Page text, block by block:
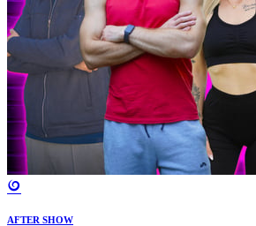
AFTER SHOW